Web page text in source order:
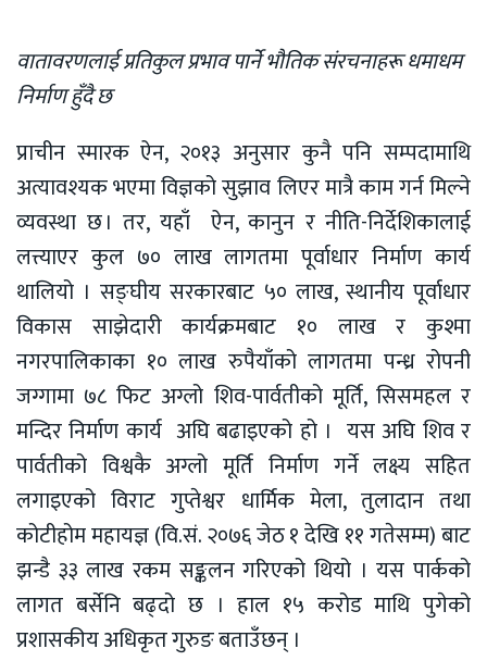
वातावरणलाई प्रतिकुल प्रभाव पार्ने भौतिक संरचनाहरू धमाधम
निर्माण हुँदै छ
प्राचीन स्मारक ऐन, २०१३ अनुसार कुनै पनि सम्पदामाथि
अत्यावश्यक भएमा विज्ञको सुझाव लिएर मात्रै काम गर्न मिल्ने
व्यवस्था छ । तर, यहाँ ऐन, कानुन र नीति-निर्देशिकालाई
लत्त्याएर कुल ७० लाख लागतमा पूर्वाधार निर्माण कार्य
थालियो । सङ्घीय सरकारबाट ५० लाख, स्थानीय पूर्वाधार
विकास साझेदारी कार्यक्रमबाट १० लाख र कुश्मा
नगरपालिकाका १० लाख रुपैयाँको लागतमा पन्ध्र रोपनी
जग्गामा ७८ फिट अग्लो शिव-पार्वतीको मूर्ति, सिसमहल र
मन्दिर निर्माण कार्य अघि बढाइएको हो । यस अघि शिव र
पार्वतीको विश्वकै अग्लो मूर्ति निर्माण गर्ने लक्ष्य सहित
लगाइएको विराट गुप्तेश्वर धार्मिक मेला, तुलादान तथा
कोटीहोम महायज्ञ (वि.सं. २०७६ जेठ १ देखि ११ गतेसम्म) बाट
झन्डै ३३ लाख रकम सङ्कलन गरिएको थियो । यस पार्कको
लागत बर्सेनि बढ्दो छ । हाल १५ करोड माथि पुगेको
प्रशासकीय अधिकृत गुरुङ बताउँछन् ।